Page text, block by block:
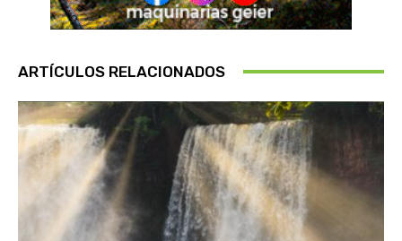
ARTÍCULOS RELACIONADOS